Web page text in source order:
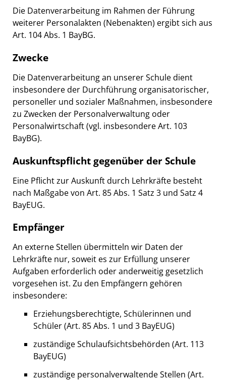
Die Datenverarbeitung im Rahmen der Führung
weiterer Personalakten (Nebenakten) ergibt sich aus
Art. 104 Abs. 1 BayBG.
Zwecke
Die Datenverarbeitung an unserer Schule dient
insbesondere der Durchführung organisatorischer,
personeller und sozialer Maßnahmen, insbesondere
zu Zwecken der Personalverwaltung oder
Personalwirtschaft (vgl. insbesondere Art. 103
BayBG).
Auskunftspflicht gegenüber der Schule
Eine Pflicht zur Auskunft durch Lehrkräfte besteht
nach Maßgabe von Art. 85 Abs. 1 Satz 3 und Satz 4
BayEUG.
Empfänger
An externe Stellen übermitteln wir Daten der
Lehrkräfte nur, soweit es zur Erfüllung unserer
Aufgaben erforderlich oder anderweitig gesetzlich
vorgesehen ist. Zu den Empfängern gehören
insbesondere:
Erziehungsberechtigte, Schülerinnen und
Schüler (Art. 85 Abs. 1 und 3 BayEUG)
zuständige Schulaufsichtsbehörden (Art. 113
BayEUG)
zuständige personalverwaltende Stellen (Art.